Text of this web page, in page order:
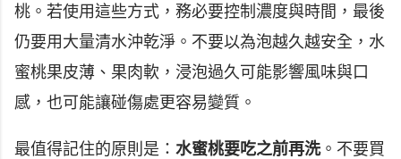
桃。若使用這些方式，務必要控制濃度與時間，最後
仍要用大量清水沖乾淨。不要以為泡越久越安全，水
蜜桃果皮薄、果肉軟，浸泡過久可能影響風味與口
感，也可能讓碰傷處更容易變質。
最值得記住的原則是： 水蜜桃要吃之前再洗。不要買